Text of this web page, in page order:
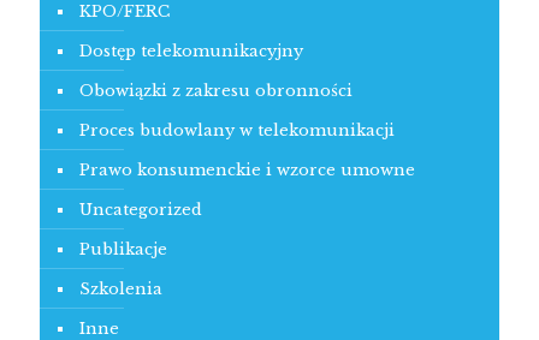
KPO/FERC
Dostęp telekomunikacyjny
Obowiązki z zakresu obronności
Proces budowlany w telekomunikacji
Prawo konsumenckie i wzorce umowne
Uncategorized
Publikacje
Szkolenia
Inne